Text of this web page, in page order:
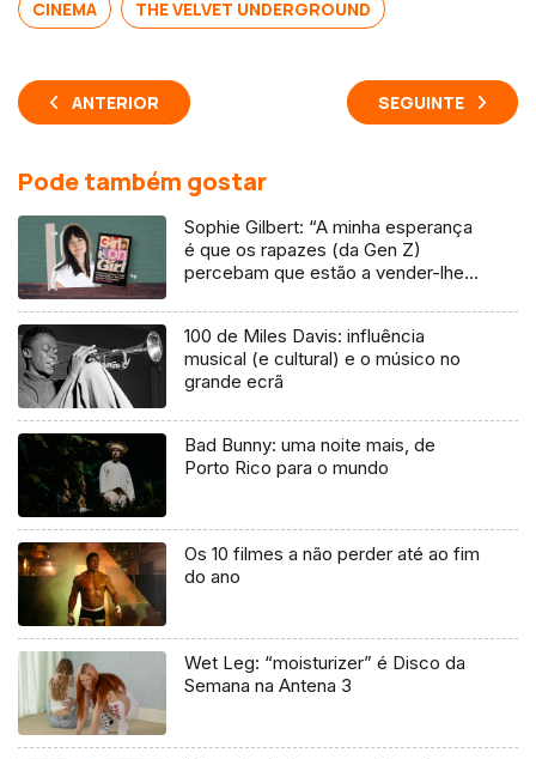
CINEMA THE VELVET UNDERGROUND
ANTERIOR SEGUINTE
Pode também gostar
Sophie Gilbert: “A minha esperança
é que os rapazes (da Gen Z)
percebam que estão a vender-lhes
100 de Miles Davis: influência
musical (e cultural) e o músico no
grande ecrã
Bad Bunny: uma noite mais, de
Porto Rico para o mundo
Os 10 filmes a não perder até ao fim
do ano
Wet Leg: “moisturizer” é Disco da
Semana na Antena 3